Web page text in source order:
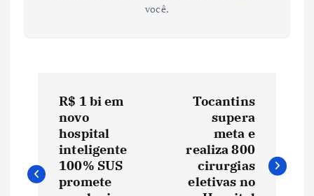
você.
v
R$ 1 bi em
novo
hospital
inteligente
100% SUS
promete
Tocantins
supera
meta e
realiza 800
cirurgias
eletivas no